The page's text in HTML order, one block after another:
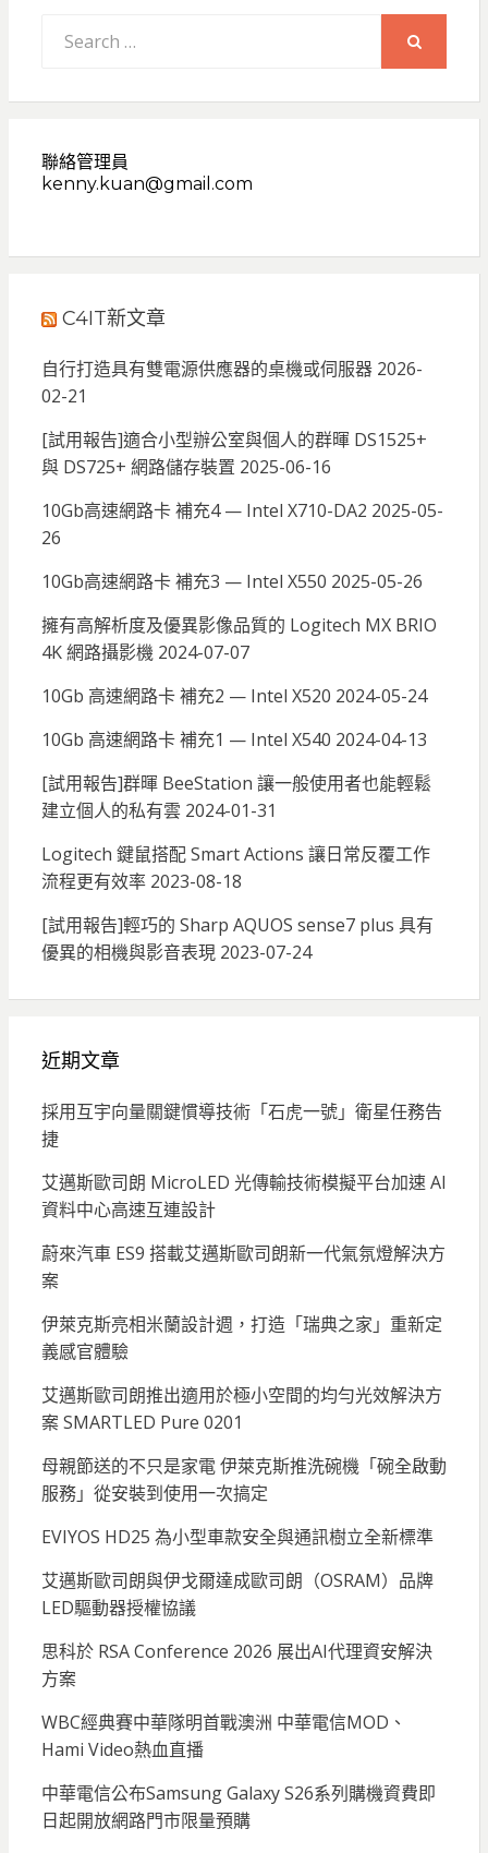
for:
聯絡管理員
kenny.kuan@gmail.com
C4IT新文章
自行打造具有雙電源供應器的桌機或伺服器 2026-
02-21
[試用報告]適合小型辦公室與個人的群暉 DS1525+
與 DS725+ 網路儲存裝置 2025-06-16
10Gb高速網路卡 補充4 — Intel X710-DA2 2025-05-
26
10Gb高速網路卡 補充3 — Intel X550 2025-05-26
擁有高解析度及優異影像品質的 Logitech MX BRIO
4K 網路攝影機 2024-07-07
10Gb 高速網路卡 補充2 — Intel X520 2024-05-24
10Gb 高速網路卡 補充1 — Intel X540 2024-04-13
[試用報告]群暉 BeeStation 讓一般使用者也能輕鬆
建立個人的私有雲 2024-01-31
Logitech 鍵鼠搭配 Smart Actions 讓日常反覆工作
流程更有效率 2023-08-18
[試用報告]輕巧的 Sharp AQUOS sense7 plus 具有
優異的相機與影音表現 2023-07-24
近期文章
採用互宇向量關鍵慣導技術「石虎一號」衛星任務告
捷
艾邁斯歐司朗 MicroLED 光傳輸技術模擬平台加速 AI
資料中心高速互連設計
蔚來汽車 ES9 搭載艾邁斯歐司朗新一代氣氛燈解決方
案
伊萊克斯亮相米蘭設計週，打造「瑞典之家」重新定
義感官體驗
艾邁斯歐司朗推出適用於極小空間的均勻光效解決方
案 SMARTLED Pure 0201
母親節送的不只是家電 伊萊克斯推洗碗機「碗全啟動
服務」從安裝到使用一次搞定
EVIYOS HD25 為小型車款安全與通訊樹立全新標準
艾邁斯歐司朗與伊戈爾達成歐司朗（OSRAM）品牌
LED驅動器授權協議
思科於 RSA Conference 2026 展出AI代理資安解決
方案
WBC經典賽中華隊明首戰澳洲 中華電信MOD、
Hami Video熱血直播
中華電信公布Samsung Galaxy S26系列購機資費即
日起開放網路門市限量預購